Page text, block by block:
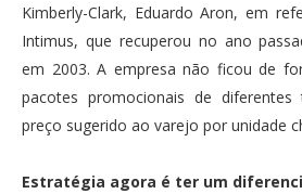
Kimberly-Clark, Eduardo Aron, em
Intimus, que recuperou no ano
em 2003. A empresa não ficou de
pacotes promocionais de
preço sugerido ao varejo por unidade
Estratégia agora é ter um